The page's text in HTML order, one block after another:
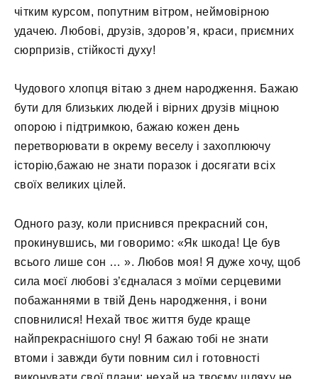
чітким курсом, попутним вітром, неймовірною
удачею. Любові, друзів, здоров’я, краси, приємних
сюрпризів, стійкості духу!
Чудового хлопця вітаю з днем ​​народження. Бажаю
бути для близьких людей і вірних друзів міцною
опорою і підтримкою, бажаю кожен день
перетворювати в окрему веселу і захоплюючу
історію,бажаю не знати поразок і досягати всіх
своїх великих цілей.
Одного разу, коли приснився прекрасний сон,
прокинувшись, ми говоримо: «Як шкода! Це був
всього лише сон … ». Любов моя! Я дуже хочу, щоб
сила моєї любові з’єдналася з моїми серцевими
побажаннями в твій День народження, і вони
сповнилися! Нехай твоє життя буде краще
найпрекраснішого сну! Я бажаю тобі не знати
втоми і завжди бути повним сил і готовності